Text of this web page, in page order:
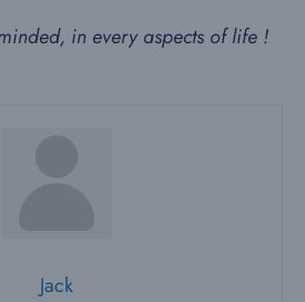
in every aspects of life !
Jack